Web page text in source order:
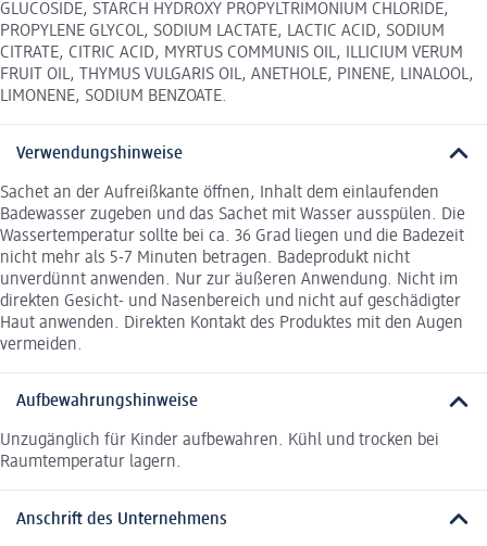
GLUCOSIDE, STARCH HYDROXY PROPYLTRIMONIUM CHLORIDE,
PROPYLENE GLYCOL, SODIUM LACTATE, LACTIC ACID, SODIUM
CITRATE, CITRIC ACID, MYRTUS COMMUNIS OIL, ILLICIUM VERUM
FRUIT OIL, THYMUS VULGARIS OIL, ANETHOLE, PINENE, LINALOOL,
LIMONENE, SODIUM BENZOATE.
Verwendungshinweise
Sachet an der Aufreißkante öffnen, Inhalt dem einlaufenden
Badewasser zugeben und das Sachet mit Wasser ausspülen. Die
Wassertemperatur sollte bei ca. 36 Grad liegen und die Badezeit
nicht mehr als 5-7 Minuten betragen. Badeprodukt nicht
unverdünnt anwenden. Nur zur äußeren Anwendung. Nicht im
direkten Gesicht- und Nasenbereich und nicht auf geschädigter
Haut anwenden. Direkten Kontakt des Produktes mit den Augen
vermeiden.
Aufbewahrungshinweise
Unzugänglich für Kinder aufbewahren. Kühl und trocken bei
Raumtemperatur lagern.
Anschrift des Unternehmens